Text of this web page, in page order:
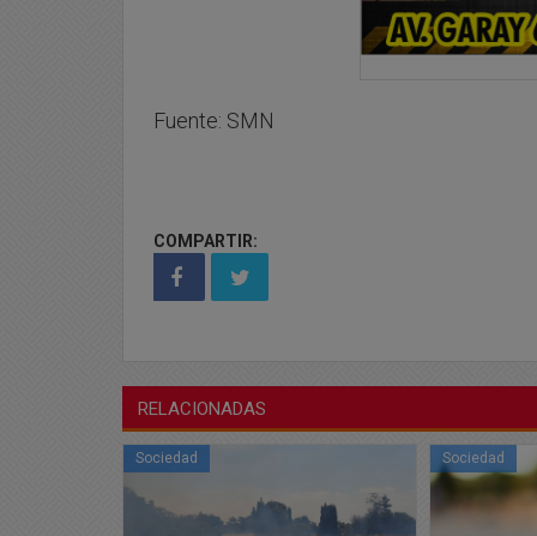
Fuente: SMN
COMPARTIR:
RELACIONADAS
Sociedad Sociedad